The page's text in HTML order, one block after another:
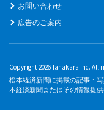
お問い合わせ
広告のご案内
Copyright 2026 Tanakara Inc. All
松本経済新聞に掲載の記事・
本経済新聞またはその情報提供